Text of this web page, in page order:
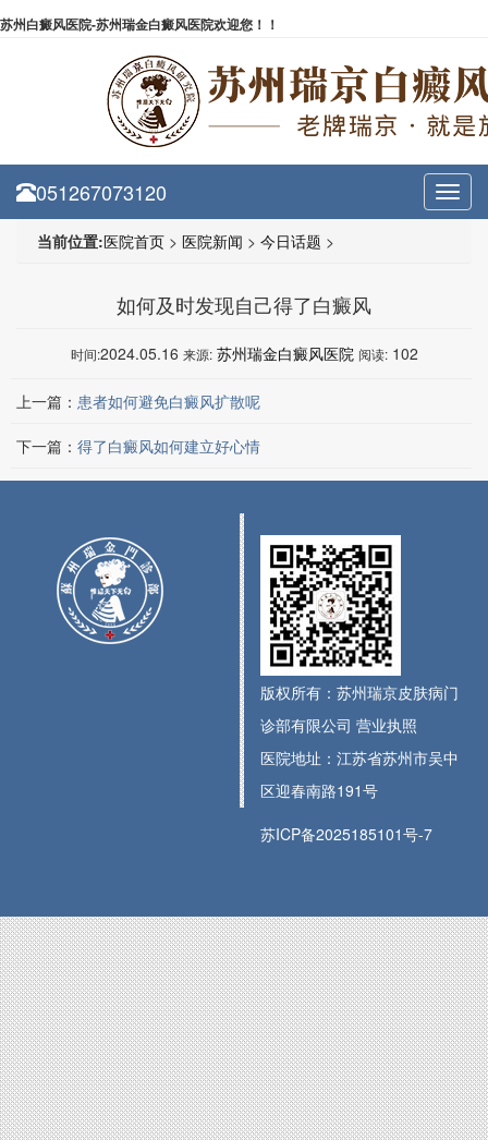
苏州白癜风医院-苏州瑞金白癜风医院欢迎您！！
051267073120
当前位置:医院首页 > 医院新闻 > 今日话题 >
如何及时发现自己得了白癜风
时间:2024.05.16 来源: 苏州瑞金白癜风医院 阅读: 102
上一篇： 患者如何避免白癜风扩散呢
下一篇： 得了白癜风如何建立好心情
版权所有：苏州瑞京皮肤病门
诊部有限公司 营业执照
医院地址：江苏省苏州市吴中
区迎春南路191号
苏ICP备2025185101号-7